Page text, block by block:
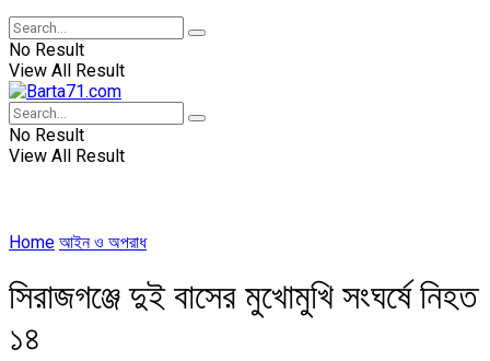
No Result
View All Result
No Result
View All Result
Home আইন ও অপরাধ
সিরাজগঞ্জে দুই বাসের মুখোমুখি সংঘর্ষে নিহত
১৪